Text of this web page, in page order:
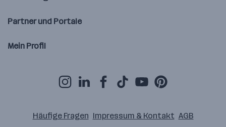
Partner und Portale
Mein Profil
Häufige Fragen Impressum & Kontakt AGB